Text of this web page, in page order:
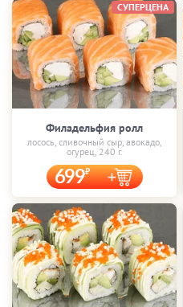
Филадельфия ролл
лосось, сливочный сыр, авокадо,
огурец, 240 г.
699
СУПЕРЦЕНА